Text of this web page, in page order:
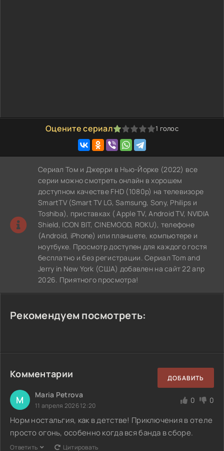
Оцените сериал
1 2 3 4 5 1 голос
Сериал Том и Джерри в Нью-Йорке (2022) все
серии можно смотреть онлайн в хорошем
доступном качестве FHD (1080p) на телевизоре
SmartTV (Smart TV LG, Samsung, Sony, Philips и
Toshiba), приставках ( Apple TV, Android TV, NVIDIA
Shield, ICON BIT, CINEMOOD, ROKU), телефоне
(Android, iPhone) или планшете, компьютере и
ноутбуке. Просмотр доступен для каждого гостя
бесплатно и без регистрации. Сериал Tom and
Jerry in New York (США) добавлен на сайт 22 апр
2026. Приятного просмотра!
Рекомендуем посмотреть:
Комментарии ДОБАВИТЬ
M Maria Petrova
11 апреля 2026 12:20
0 0
Норм ностальгия, как в детстве! Приключения в отеле
просто огонь, особенно когда вся банда в сборе.
Ответить Цитировать